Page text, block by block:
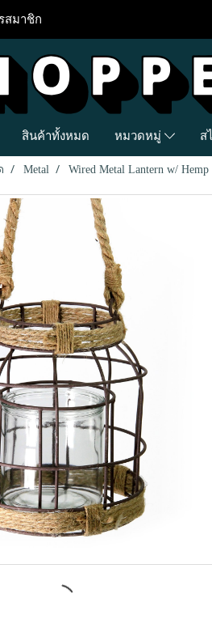
สมาชิก
สินค้าทั้งหมด หมวดหมู่ ส
Metal Wired Metal Lantern w/ Hemp